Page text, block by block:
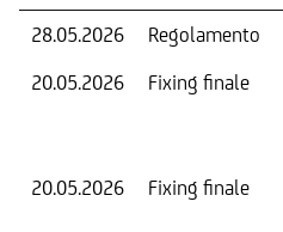
28.05.2026 Regolamento
20.05.2026
Fixing finale
20.05.2026
Fixing finale